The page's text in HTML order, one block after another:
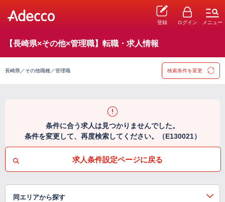
登録 ログイン メニュー
【長崎県×その他×管理職】転職・求人情報
長崎県／その他職種／管理職 検索条件を変更
条件に合う求人は見つかりませんでした。
条件を変更して、再度検索してください。（E130021）
求人条件設定ページに戻る
同エリアから探す